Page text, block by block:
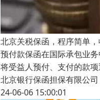
北京关税保函，程序简单
预付款保函在国际承包业
将受益人预付、支付的款
北京银行保函担保有限公司
24-06-06 15:00:01